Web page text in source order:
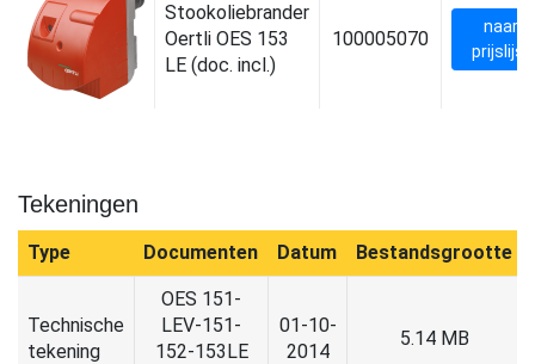
Stookoliebrander
Oertli OES 153
LE (doc. incl.)
100005070
naar
prijslijst
Tekeningen
Type Documenten Datum Bestandsgrootte
Technische
tekening
OES 151-
LEV-151-
152-153LE
01-10-
2014
5.14 MB